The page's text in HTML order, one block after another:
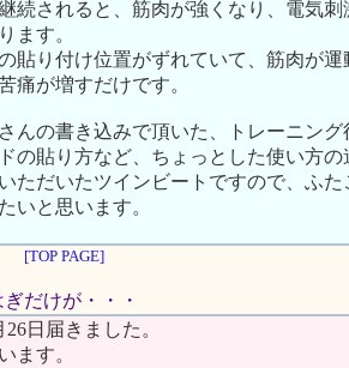
続されると、筋肉が強くなり、電気
ます。
貼り付け位置がずれていて、筋肉が
痛が増すだけです。
んの書き込みで頂いた、トレーニン
の貼り方など、ちょっとした使い方
ただいたツインビートですので、ふ
いと思います。
[TOP PAGE]
だけが・・・
日届きました。
ます。